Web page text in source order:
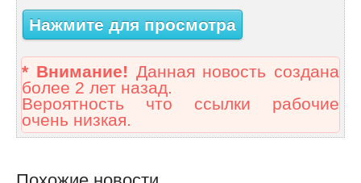
Нажмите для просмотра
* Внимание! Данная новость создана
более 2 лет назад.
Вероятность что ссылки рабочие
очень низкая.